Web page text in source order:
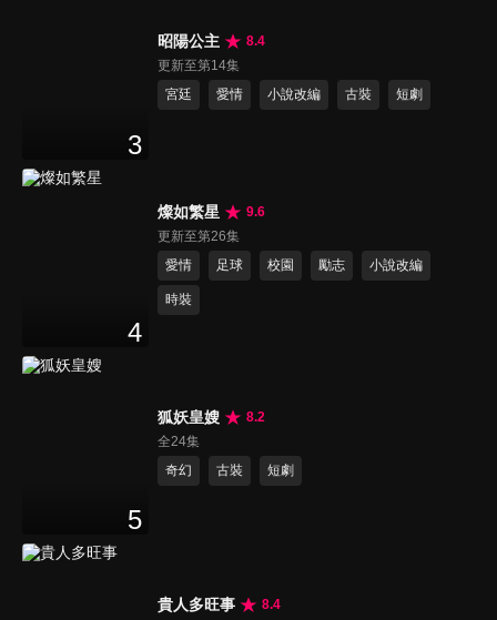
3
昭陽公主
8.4
更新至第14集
宮廷
愛情 小說改編 古裝 短劇
4
燦如繁星
9.6
更新至第26集
愛情
足球 校園 勵志 小說改編
時裝
5
狐妖皇嫂
8.2
全24集
奇幻
古裝 短劇
貴人多旺事
8.4